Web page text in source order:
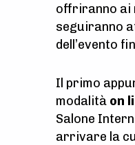
offriranno ai
seguiranno
dell’evento
Il primo
modalità on
Salone
arrivare la